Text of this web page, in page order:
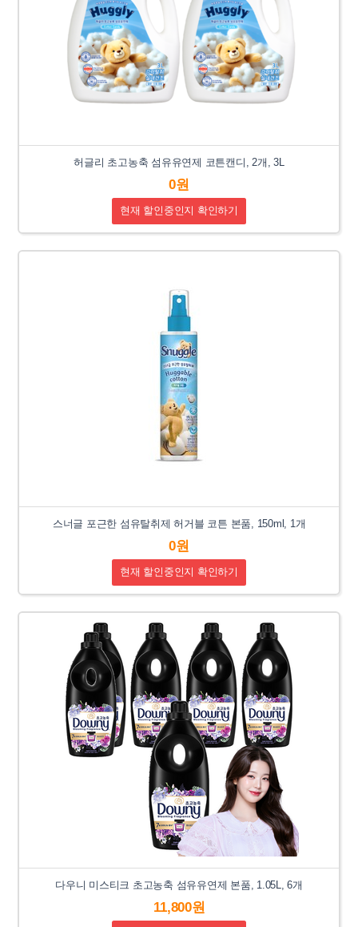
허글리 초고농축 섬유유연제 코튼캔디, 2개, 3L
0원
현재 할인중인지 확인하기
스너글 포근한 섬유탈취제 허거블 코튼 본품, 150ml, 1개
0원
현재 할인중인지 확인하기
다우니 미스티크 초고농축 섬유유연제 본품, 1.05L, 6개
11,800원